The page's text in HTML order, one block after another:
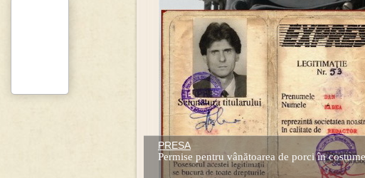
PRESA
Permise pentru vânătoarea de porci în
Prima mea carte publicata (Nemira)
Averea Presedintelui: prima lucrare despre